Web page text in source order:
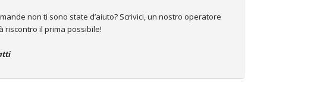
non ti sono state d’aiuto? Scrivici, un nostro operatore
riscontro il prima possibile!